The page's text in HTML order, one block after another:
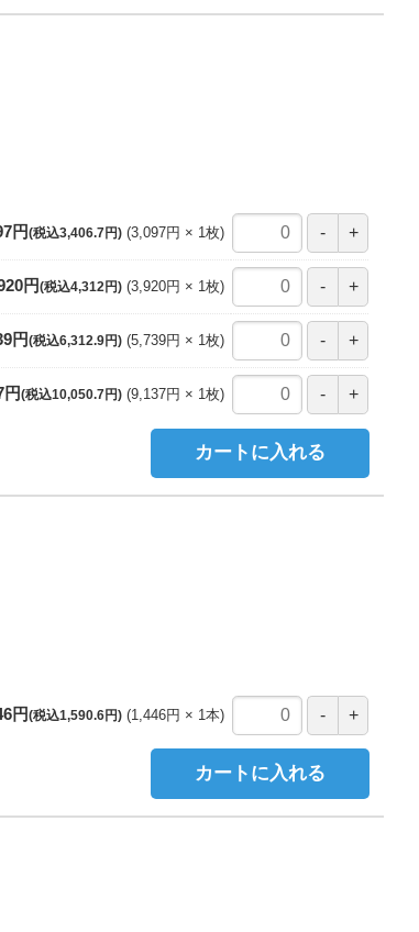
円(税込3,406.7円) 3,097円 1枚
円(税込4,312円) 3,920円 1枚
円(税込6,312.9円) 5,739円 1枚
円(税込10,050.7円) 9,137円 1枚
カートに入れる
円(税込1,590.6円) 1,446円 1本
カートに入れる